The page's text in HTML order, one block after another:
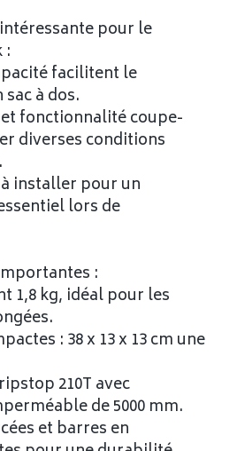
pour le
:
facilitent le
à dos.
fonctionnalité coupe-
diverses conditions
installer pour un
lors de
:
1,8 kg, idéal pour les
: 38 x 13 x 13 cm une
210T avec
de 5000 mm.
et barres en